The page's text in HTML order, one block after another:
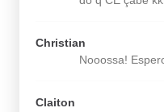
Christian
Nooossa!
Claiton